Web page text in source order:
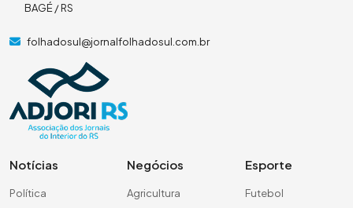
BAGÉ / RS
folhadosul@jornalfolhadosul.com.br
Notícias
Política
Negócios
Agricultura
Esporte
Futebol